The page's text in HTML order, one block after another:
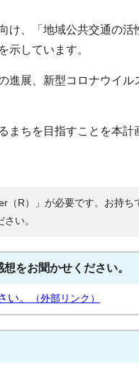
、「地域公共交通の活
示しています。
展、新型コロナウイ
ちを目指すことを本計
（R）」が必要です。お持ち
い。
をお聞かせください。
。 （外部リンク）